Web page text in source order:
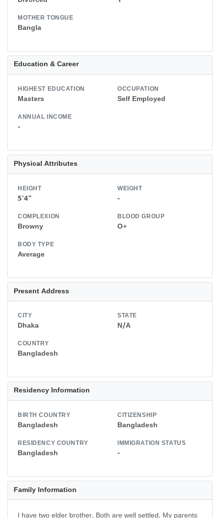
MOTHER TONGUE
Bangla
Education & Career
HIGHEST EDUCATION
Masters
OCCUPATION
Self Employed
ANNUAL INCOME
-
Physical Attributes
HEIGHT
5'4"
WEIGHT
-
COMPLEXION
Browny
BLOOD GROUP
O+
BODY TYPE
Average
Present Address
CITY
Dhaka
STATE
N/A
COUNTRY
Bangladesh
Residency Information
BIRTH COUNTRY
Bangladesh
CITIZENSHIP
Bangladesh
RESIDENCY COUNTRY
Bangladesh
IMMIGRATION STATUS
-
Family Information
I have two elder brother. Both are well settled. My parents